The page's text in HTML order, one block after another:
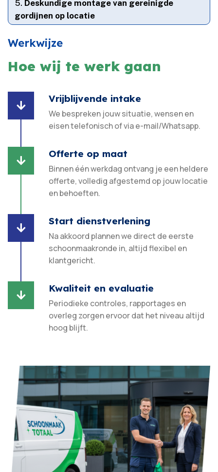
Deskundige montage van gereinigde
gordijnen op locatie
Werkwijze
Hoe wij te werk gaan

Vrijblijvende intake
We bespreken jouw situatie, wensen en
eisen telefonisch of via e-mail/Whatsapp.

Offerte op maat
Binnen één werkdag ontvang je een heldere
offerte, volledig afgestemd op jouw locatie
en behoeften.​

Start dienstverlening
Na akkoord plannen we direct de eerste
schoonmaakronde in, altijd flexibel en
klantgericht.​

Kwaliteit en evaluatie
Periodieke controles, rapportages en
overleg zorgen ervoor dat het niveau altijd
hoog blijft.​